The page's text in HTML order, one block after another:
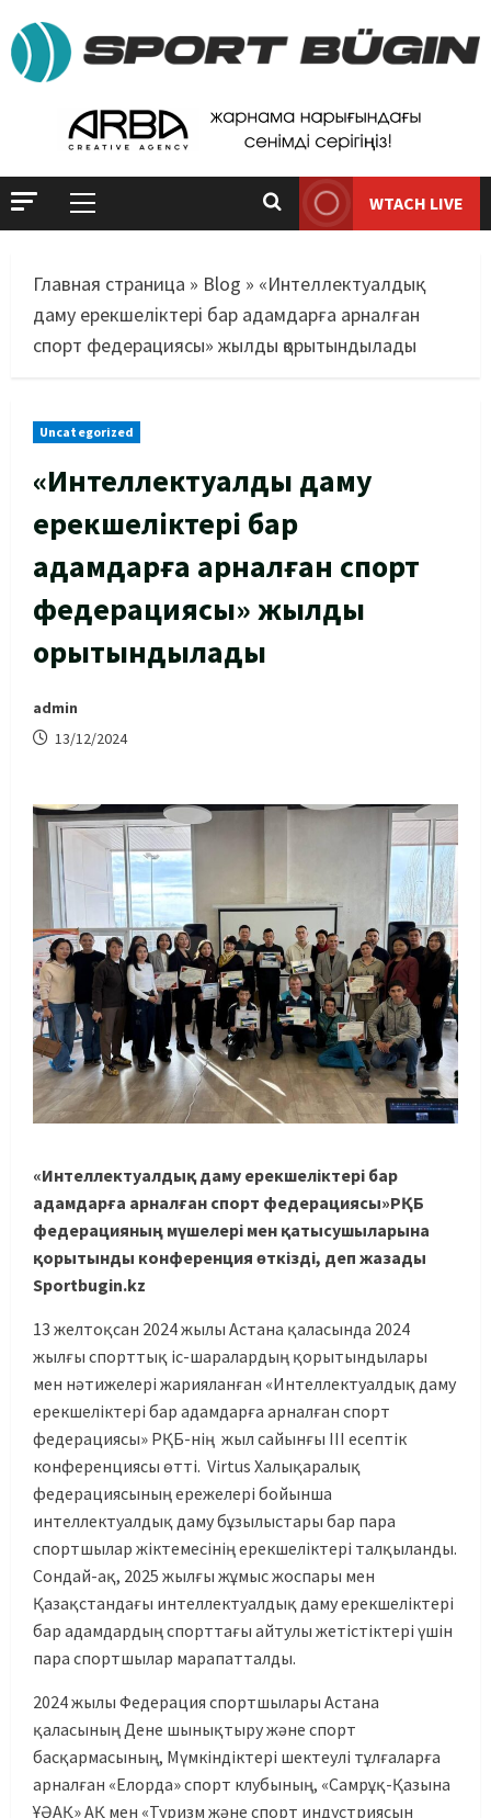
WTACH LIVE
Главная страница » Blog » «Интеллектуалдық
даму ерекшеліктері бар адамдарға арналған
спорт федерациясы» жылды қорытындылады
Uncategorized
«Интеллектуалдық даму
ерекшеліктері бар
адамдарға арналған спорт
федерациясы» жылды
қорытындылады
admin
13/12/2024
«Интеллектуалдық даму ерекшеліктері бар
адамдарға арналған спорт федерациясы»РҚБ
федерацияның мүшелері мен қатысушыларына
қорытынды конференция өткізді, деп жазады
Sportbugin.kz
13 желтоқсан 2024 жылы Астана қаласында 2024
жылғы спорттық іс-шаралардың қорытындылары
мен нәтижелері жарияланған «Интеллектуалдық даму
ерекшеліктері бар адамдарға арналған спорт
федерациясы» РҚБ-нің жыл сайынғы ІІІ есептік
конференциясы өтті. Virtus Халықаралық
федерациясының ережелері бойынша
интеллектуалдық даму бұзылыстары бар пара
спортшылар жіктемесінің ерекшеліктері талқыланды.
Сондай-ақ, 2025 жылғы жұмыс жоспары мен
Қазақстандағы интеллектуалдық даму ерекшеліктері
бар адамдардың спорттағы айтулы жетістіктері үшін
пара спортшылар марапатталды.
2024 жылы Федерация спортшылары Астана
қаласының Дене шынықтыру және спорт
басқармасының, Мүмкіндіктері шектеулі тұлғаларға
арналған «Елорда» спорт клубының, «Самрұқ-Қазына
ҰӘАҚ» АҚ мен «Туризм және спорт индустриясын